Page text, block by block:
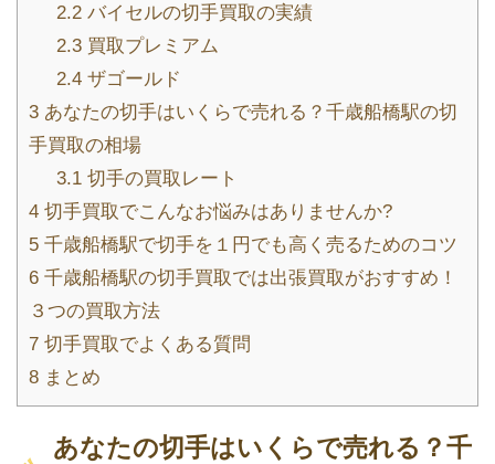
2.2 バイセルの切手買取の実績
2.3 買取プレミアム
2.4 ザゴールド
3 あなたの切手はいくらで売れる？千歳船橋駅の切
手買取の相場
3.1 切手の買取レート
4 切手買取でこんなお悩みはありませんか?
5 千歳船橋駅で切手を１円でも高く売るためのコツ
6 千歳船橋駅の切手買取では出張買取がおすすめ！
３つの買取方法
7 切手買取でよくある質問
8 まとめ
あなたの切手はいくらで売れる？千